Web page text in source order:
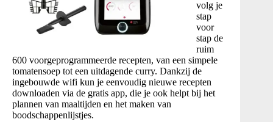
volg je
stap
voor
stap de
ruim
600 voorgeprogrammeerde recepten, van een simpele
tomatensoep tot een uitdagende curry. Dankzij de
ingebouwde wifi kun je eenvoudig nieuwe recepten
downloaden via de gratis app, die je ook helpt bij het
plannen van maaltijden en het maken van
boodschappenlijstjes.